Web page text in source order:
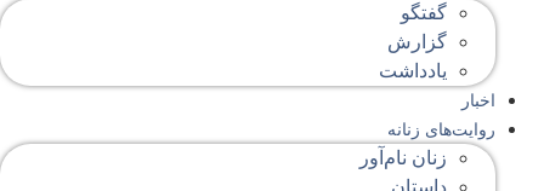
گفتگو
گزارش
یادداشت
اخبار
روایت‌های زنانه
زنان نام‌آور
داستان